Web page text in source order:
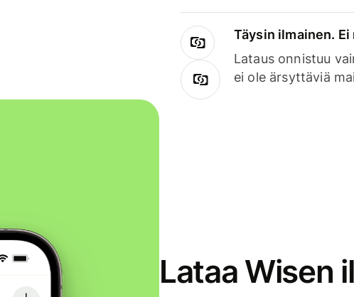
Täysin ilmainen. Ei
Lataus onnistuu
ei ole ärsyttäviä
Lataa Wisen